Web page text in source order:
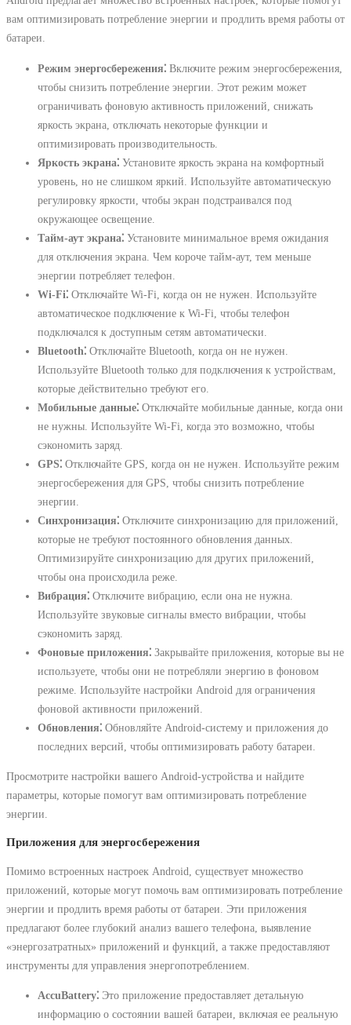
вам оптимизировать потребление энергии и продлить время работы от
батареи.
Режим энергосбережения⁚ Включите режим энергосбережения,
чтобы снизить потребление энергии. Этот режим может
ограничивать фоновую активность приложений, снижать
яркость экрана, отключать некоторые функции и
оптимизировать производительность.
Яркость экрана⁚ Установите яркость экрана на комфортный
уровень, но не слишком яркий. Используйте автоматическую
регулировку яркости, чтобы экран подстраивался под
окружающее освещение.
Тайм-аут экрана⁚ Установите минимальное время ожидания
для отключения экрана. Чем короче тайм-аут, тем меньше
энергии потребляет телефон.
Wi-Fi⁚ Отключайте Wi-Fi, когда он не нужен. Используйте
автоматическое подключение к Wi-Fi, чтобы телефон
подключался к доступным сетям автоматически.
Bluetooth⁚ Отключайте Bluetooth, когда он не нужен.
Используйте Bluetooth только для подключения к устройствам,
которые действительно требуют его.
Мобильные данные⁚ Отключайте мобильные данные, когда они
не нужны. Используйте Wi-Fi, когда это возможно, чтобы
сэкономить заряд.
GPS⁚ Отключайте GPS, когда он не нужен. Используйте режим
энергосбережения для GPS, чтобы снизить потребление
энергии.
Синхронизация⁚ Отключите синхронизацию для приложений,
которые не требуют постоянного обновления данных.
Оптимизируйте синхронизацию для других приложений,
чтобы она происходила реже.
Вибрация⁚ Отключите вибрацию, если она не нужна.
Используйте звуковые сигналы вместо вибрации, чтобы
сэкономить заряд.
Фоновые приложения⁚ Закрывайте приложения, которые вы не
используете, чтобы они не потребляли энергию в фоновом
режиме. Используйте настройки Android для ограничения
фоновой активности приложений.
Обновления⁚ Обновляйте Android-систему и приложения до
последних версий, чтобы оптимизировать работу батареи.
Просмотрите настройки вашего Android-устройства и найдите
параметры, которые помогут вам оптимизировать потребление
энергии.
Приложения для энергосбережения
Помимо встроенных настроек Android, существует множество
приложений, которые могут помочь вам оптимизировать потребление
энергии и продлить время работы от батареи. Эти приложения
предлагают более глубокий анализ вашего телефона, выявление
«энергозатратных» приложений и функций, а также предоставляют
инструменты для управления энергопотреблением.
AccuBattery⁚ Это приложение предоставляет детальную
информацию о состоянии вашей батареи, включая ее реальную